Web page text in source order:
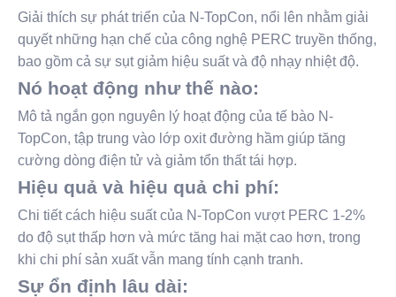
Giải thích sự phát triển của N-TopCon, nổi lên nhằm giải
quyết những hạn chế của công nghệ PERC truyền thống,
bao gồm cả sự sụt giảm hiệu suất và độ nhạy nhiệt độ.
Nó hoạt động như thế nào:
Mô tả ngắn gọn nguyên lý hoạt động của tế bào N-
TopCon, tập trung vào lớp oxit đường hầm giúp tăng
cường dòng điện tử và giảm tổn thất tái hợp.
Hiệu quả và hiệu quả chi phí:
Chi tiết cách hiệu suất của N-TopCon vượt PERC 1-2%
do độ sụt thấp hơn và mức tăng hai mặt cao hơn, trong
khi chi phí sản xuất vẫn mang tính cạnh tranh.
Sự ổn định lâu dài: